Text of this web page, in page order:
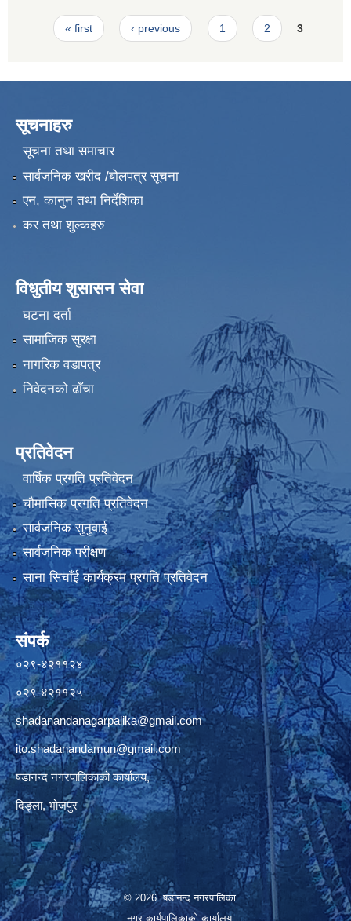
Pages
« first ‹ previous 1 2 3
सूचनाहरु
सूचना तथा समाचार
सार्वजनिक खरीद /बोलपत्र सूचना
एन, कानुन तथा निर्देशिका
कर तथा शुल्कहरु
विधुतीय शुसासन सेवा
घटना दर्ता
सामाजिक सुरक्षा
नागरिक वडापत्र
निवेदनको ढाँचा
प्रतिवेदन
वार्षिक प्रगति प्रतिवेदन
चौमासिक प्रगति प्रतिवेदन
सार्वजनिक सुनुवाई
सार्वजनिक परीक्षण
साना सिचाँई कार्यक्रम प्रगति प्रतिवेदन
संपर्क
०२९-४२११२४
०२९-४२११२५
shadanandanagarpalika@gmail.com
ito.shadanandamun@gmail.com
षडानन्द नगरपालिकाको कार्यालय,
दिङ्ला, भोजपुर
© 2026 षडानन्द नगरपालिका
नगर कार्यपालिकाको कार्यालय